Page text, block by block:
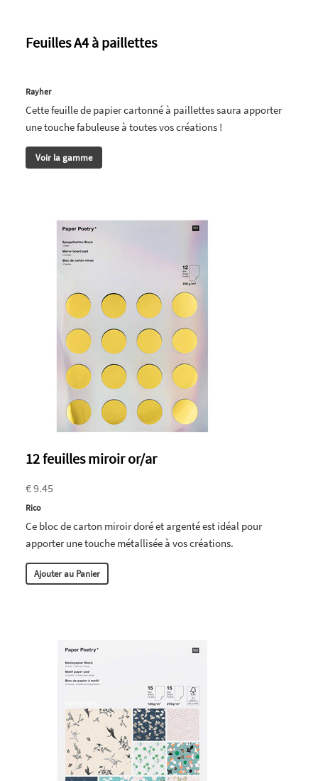
Feuilles A4 à paillettes
Rayher
Cette feuille de papier cartonné à paillettes saura apporter
une touche fabuleuse à toutes vos créations !
Voir la gamme
12 feuilles miroir or/ar
€ 9.45
Rico
Ce bloc de carton miroir doré et argenté est idéal pour
apporter une touche métallisée à vos créations.
Ajouter au Panier